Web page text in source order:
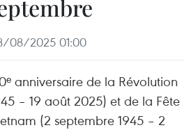
08/2025 01:00
anniversaire de la Révolution
– 19 août 2025) et de la Fête
(2 septembre 1945 – 2